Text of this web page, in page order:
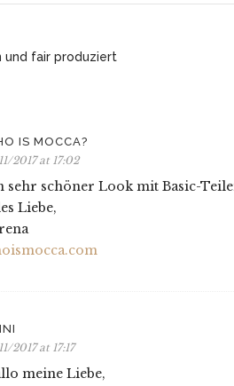
und fair produziert
IS MOCCA?
2017 at 17:02
sehr schöner Look mit Basic-
Liebe,
2017 at 17:17
meine Liebe,